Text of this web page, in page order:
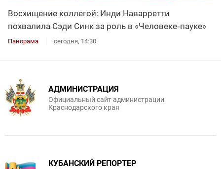
Восхищение коллегой: Инди Наварретти
похвалила Сэди Синк за роль в «Человеке‑пауке»
Панорама сегодня, 14:30
АДМИНИСТРАЦИЯ
Официальный сайт администрации
Краснодарского края
КУБАНСКИЙ РЕПОРТЕР